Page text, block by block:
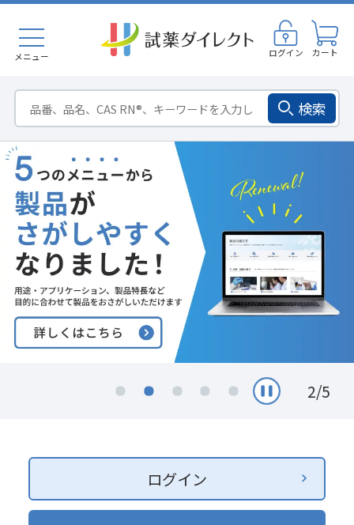
メニュー ログイン カート
検索
2/5
ログイン